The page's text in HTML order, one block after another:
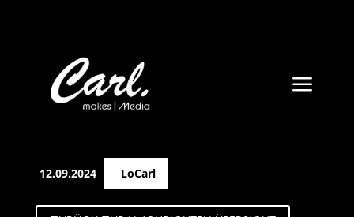
a
12.09.2024 LoCarl